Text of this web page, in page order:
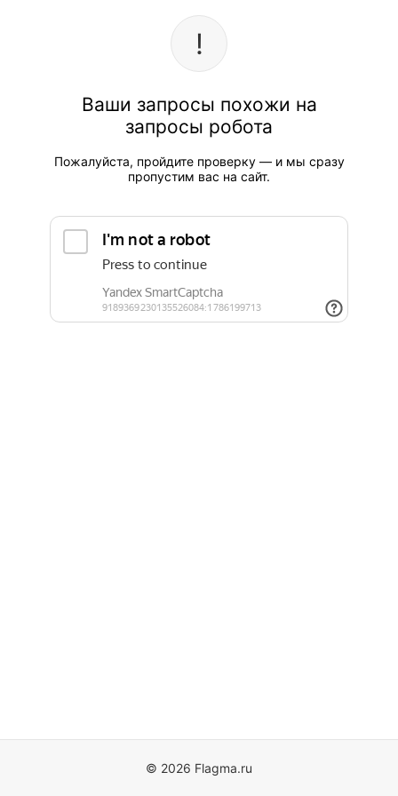
Ваши запросы похожи на
запросы робота
Пожалуйста, пройдите проверку — и мы сразу
пропустим вас на сайт.
© 2026 Flagma.ru